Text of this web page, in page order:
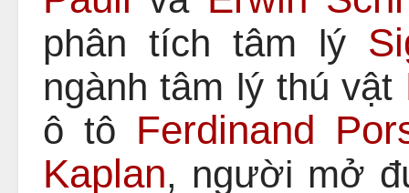
phân tích tâm lý
ngành tâm lý thú vật
ô tô Ferdinand
Kaplan, người mở